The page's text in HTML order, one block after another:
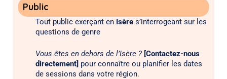
Public
Tout public exerçant en Isère s’interrogeant sur les
questions de genre
Vous êtes en dehors de l’Isère ? [Contactez-nous
directement] pour connaître ou planifier les dates
de sessions dans votre région.